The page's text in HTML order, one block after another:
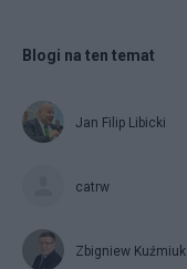
Blogi na ten temat
Jan Filip Libicki
catrw
Zbigniew Kuźmiuk